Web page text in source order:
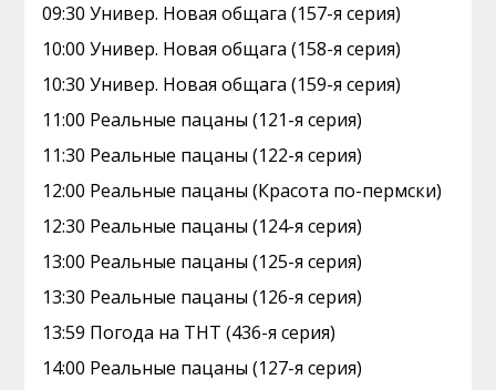
09:30 Универ. Новая общага (157-я серия)
10:00 Универ. Новая общага (158-я серия)
10:30 Универ. Новая общага (159-я серия)
11:00 Реальные пацаны (121-я серия)
11:30 Реальные пацаны (122-я серия)
12:00 Реальные пацаны (Красота по-пермски)
12:30 Реальные пацаны (124-я серия)
13:00 Реальные пацаны (125-я серия)
13:30 Реальные пацаны (126-я серия)
13:59 Погода на ТНТ (436-я серия)
14:00 Реальные пацаны (127-я серия)